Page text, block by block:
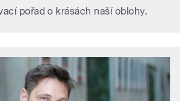
pořad o krásách naší oblohy.